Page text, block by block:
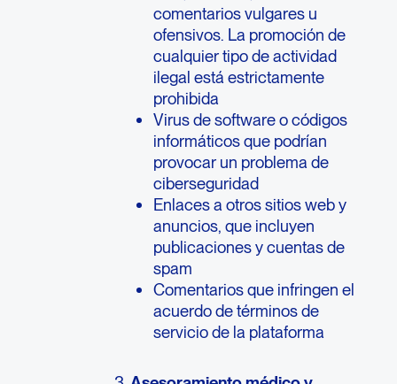
comentarios vulgares u
ofensivos. La promoción de
cualquier tipo de actividad
ilegal está estrictamente
prohibida
Virus de software o códigos
informáticos que podrían
provocar un problema de
ciberseguridad
Enlaces a otros sitios web y
anuncios, que incluyen
publicaciones y cuentas de
spam
Comentarios que infringen el
acuerdo de términos de
servicio de la plataforma